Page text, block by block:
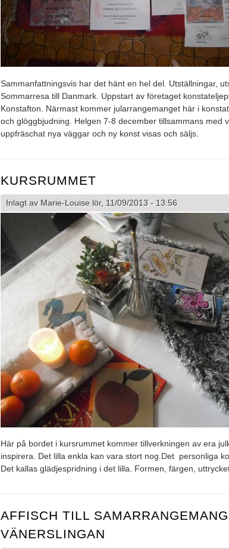
Sammanfattningsvis har det hänt en hel del. Utställningar,
Sommarresa till Danmark. Uppstart av företaget
Konstafton. Närmast kommer jularrangemanget här i
och glöggbjudning. Helgen 7-8 december tillsammans med
uppfräschat nya väggar och ny konst visas och säljs.
KURSRUMMET
Inlagt av Marie-Louise lör, 11/09/2013 - 13:56
Här på bordet i kursrummet kommer tillverkningen av era
inspirera. Det lilla enkla kan vara stort nog.Det personliga
Det kallas glädjespridning i det lilla. Formen, färgen,
AFFISCH TILL
VÄNERSLINGAN